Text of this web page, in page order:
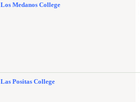
Los Medanos College
Las Positas College